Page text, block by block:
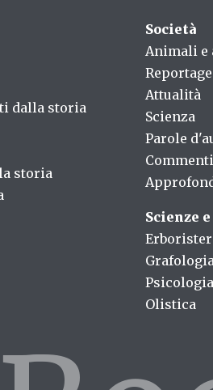
dalla storia
storia
Società
Animali e
Attualità
Scienza
Parole
Scienze
Grafologia
Psicologia
Olistica